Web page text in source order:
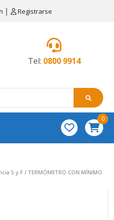
| Registrarse
Tel: 0800 9914
0
S y F / TERMÓMETRO CON MÍNIMO